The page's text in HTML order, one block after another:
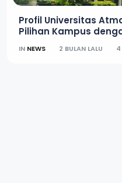
Profil Universitas
Pilihan Kampus
IN NEWS 2 BULAN LALU 4